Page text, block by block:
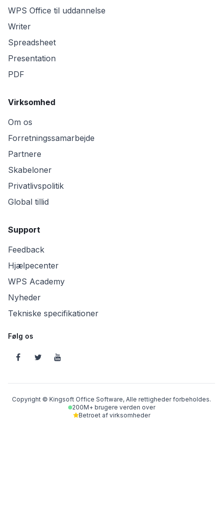
WPS Office til uddannelse
Writer
Spreadsheet
Presentation
PDF
Virksomhed
Om os
Forretningssamarbejde
Partnere
Skabeloner
Privatlivspolitik
Global tillid
Support
Feedback
Hjælpecenter
WPS Academy
Nyheder
Tekniske specifikationer
Følg os
Copyright © Kingsoft Office Software, Alle rettigheder forbeholdes.
200M+ brugere verden over
Betroet af virksomheder